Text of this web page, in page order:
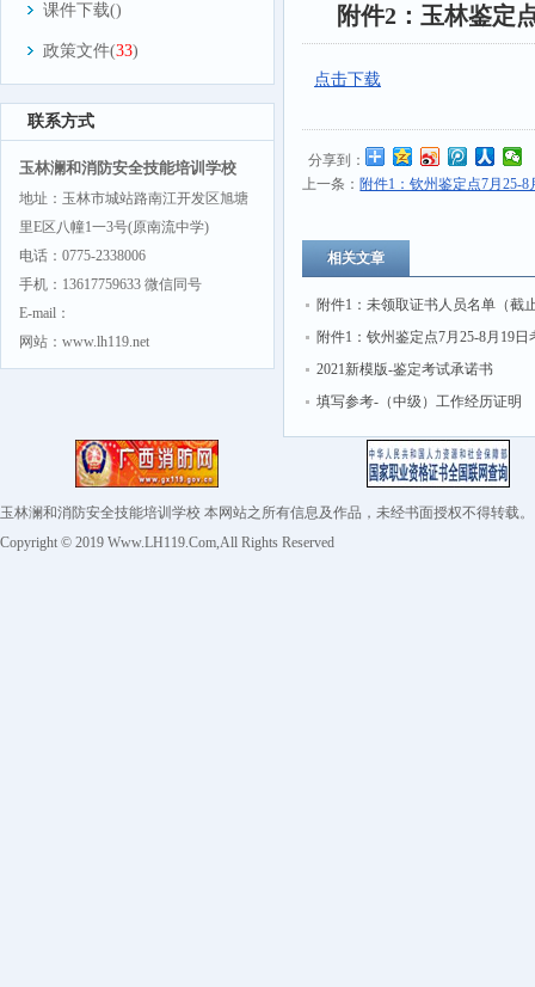
课件下载()
政策文件(33)
联系方式
玉林澜和消防安全技能培训学校
地址：玉林市城站路南江开发区旭塘
里E区八幢1一3号(原南流中学)
电话：0775-2338006
手机：13617759633 微信同号
E-mail：
网站：www.lh119.net
附件2：玉林鉴定
点击下载
分享到：
上一条： 附件1：钦州鉴定点7月25-
相关文章
附件1：未领取证书人员名单（截
第一批次）
附件1：钦州鉴定点7月25-8月19日
务计划安排（2022第三批次恢复）
2021新模版-鉴定考试承诺书
填写参考-（中级）工作经历证明
玉林澜和消防安全技能培训学校 本网站之所有信息及作品，未经书面授权不得
Copyright © 2019 Www.LH119.Com,All Rights Reserved